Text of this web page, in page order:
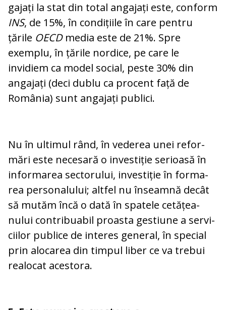
ga­jați la stat din total an­ga­jați este, con­form
INS, de 15%, în con­di­țiile în care pen­tru
țările OECDmedia este de 21%. Spre
exemplu, în țările nordice, pe care le
invidiem ca model social, peste 30% din
angajați (deci dublu ca procent fa­ță de
România) sunt angajați publici.
Nu în ultimul rând, în vederea unei re­for­
mări este necesară o investiție serioasă în
informarea sectorului, investiție în for­ma­
rea personalului; altfel nu înseamnă decât
să mutăm încă o dată în spatele cetă­țea­
nului contribuabil proasta gestiune a ser­vi­
ciilor publice de interes general, în special
prin alocarea din timpul liber ce va trebui
realocat acestora.